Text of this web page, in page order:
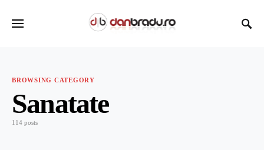
BROWSING CATEGORY
Sanatate
114 posts